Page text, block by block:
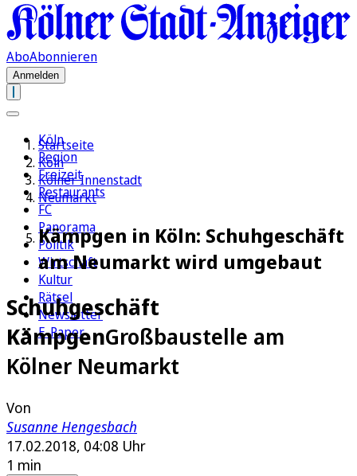
AboAbonnieren
Anmelden
Köln
Region
Freizeit
Restaurants
FC
Panorama
Politik
Wirtschaft
Kultur
Rätsel
Newsletter
E-Paper
Startseite
Köln
Kölner Innenstadt
Neumarkt
Kämpgen in Köln: Schuhgeschäft
am Neumarkt wird umgebaut
Schuhgeschäft
KämpgenGroßbaustelle am
Kölner Neumarkt
Von
Susanne Hengesbach
17.02.2018, 04:08 Uhr
1 min